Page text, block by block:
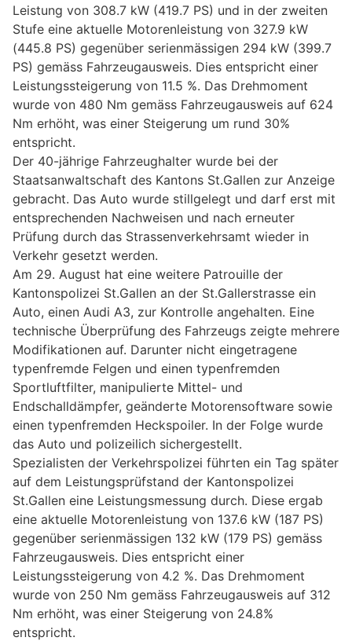
Leistung von 308.7 kW (419.7 PS) und in der zweiten
Stufe eine aktuelle Motorenleistung von 327.9 kW
(445.8 PS) gegenüber serienmässigen 294 kW (399.7
PS) gemäss Fahrzeugausweis. Dies entspricht einer
Leistungssteigerung von 11.5 %. Das Drehmoment
wurde von 480 Nm gemäss Fahrzeugausweis auf 624
Nm erhöht, was einer Steigerung um rund 30%
entspricht.
Der 40-jährige Fahrzeughalter wurde bei der
Staatsanwaltschaft des Kantons St.Gallen zur Anzeige
gebracht. Das Auto wurde stillgelegt und darf erst mit
entsprechenden Nachweisen und nach erneuter
Prüfung durch das Strassenverkehrsamt wieder in
Verkehr gesetzt werden.
Am 29. August hat eine weitere Patrouille der
Kantonspolizei St.Gallen an der St.Gallerstrasse ein
Auto, einen Audi A3, zur Kontrolle angehalten. Eine
technische Überprüfung des Fahrzeugs zeigte mehrere
Modifikationen auf. Darunter nicht eingetragene
typenfremde Felgen und einen typenfremden
Sportluftfilter, manipulierte Mittel- und
Endschalldämpfer, geänderte Motorensoftware sowie
einen typenfremden Heckspoiler. In der Folge wurde
das Auto und polizeilich sichergestellt.
Spezialisten der Verkehrspolizei führten ein Tag später
auf dem Leistungsprüfstand der Kantonspolizei
St.Gallen eine Leistungsmessung durch. Diese ergab
eine aktuelle Motorenleistung von 137.6 kW (187 PS)
gegenüber serienmässigen 132 kW (179 PS) gemäss
Fahrzeugausweis. Dies entspricht einer
Leistungssteigerung von 4.2 %. Das Drehmoment
wurde von 250 Nm gemäss Fahrzeugausweis auf 312
Nm erhöht, was einer Steigerung von 24.8%
entspricht.